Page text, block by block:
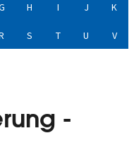
H I J K
S T U V
-